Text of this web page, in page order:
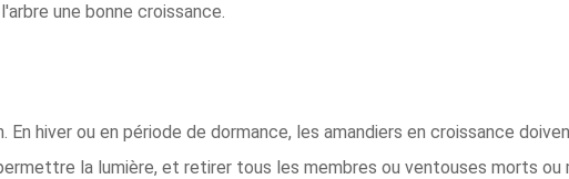
une bonne croissance.
En hiver ou en période de dormance, les amandiers en croissance
la lumière, et retirer tous les membres ou ventouses morts ou